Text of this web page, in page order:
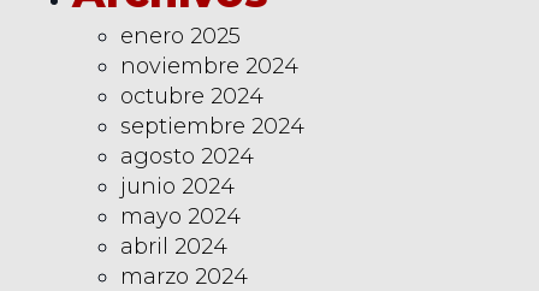
enero 2025
noviembre 2024
octubre 2024
septiembre 2024
agosto 2024
junio 2024
mayo 2024
abril 2024
marzo 2024